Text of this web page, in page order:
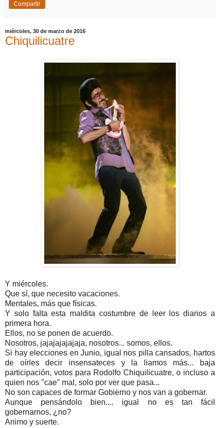
Compartir
miércoles, 30 de marzo de 2016
Chiquilicuatre
Y miércoles.
Que sí, que necesito vacaciones.
Mentales, más que físicas.
Y solo falta esta maldita costumbre de leer los diarios a
primera hora.
Ellos, no se ponen de acuerdo.
Nosotros, jajajajajajaja, nosotros... somos, ellos.
Si hay elecciones en Junio, igual nos pilla cansados, hartos
de oírles decir insensateces y la liamos más... baja
participación, votos para Rodolfo Chiquilicuatre, o incluso a
quien nos "cae" mal, solo por ver que pasa...
No son capaces de formar Gobierno y nos van a gobernar.
Aunque pensándolo bien.... igual no es tan fácil
gobernarnos, ¿no?
Animo y suerte.